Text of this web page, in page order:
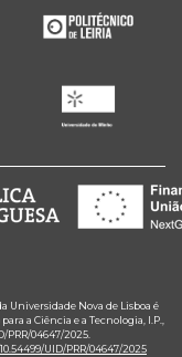
Universidade Nova de Lisboa é
a Ciência e a Tecnologia, I.P.,
04647/2025.
UID/PRR/04647/2025